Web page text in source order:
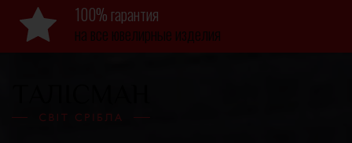
100% гарантия
на все ювелирные изделия